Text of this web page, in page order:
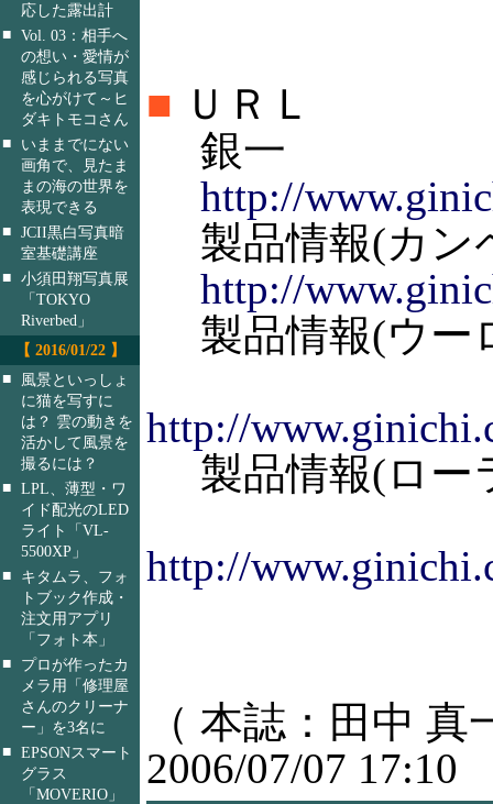
応した露出計
■ Vol. 03：相手へ
の想い・愛情が
感じられる写真
を心がけて～ヒ
ダキトモコさん
■
いままでにない
画角で、見たま
まの海の世界を
表現できる
■ JCII黒白写真暗
室基礎講座
■ 小須田翔写真展
「TOKYO
Riverbed」
【 2016/01/22 】
■
風景といっしょ
に猫を写すに
は？ 雲の動きを
活かして風景を
撮るには？
■ LPL、薄型・ワ
イド配光のLED
ライト「VL-
5500XP」
■
キタムラ、フォ
トブック作成・
注文用アプリ
「フォト本」
■
プロが作ったカ
メラ用「修理屋
さんのクリーナ
ー」を3名に
■ EPSONスマート
グラス
「MOVERIO」
■ ＵＲＬ
銀一
http://
製品情報(カン
http://
製品情報(ウー
http://
製品情報(ロー
http://
（ 本誌：田中 真
2006/07/07 17:10